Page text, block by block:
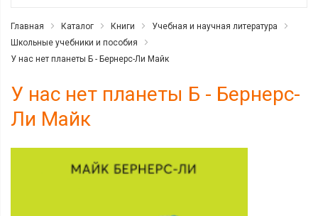
Главная Каталог Книги
Учебная и научная литература
Школьные учебники и пособия
У нас нет планеты Б - Бернерс-Ли Майк
У нас нет планеты Б - Бернерс-
Ли Майк